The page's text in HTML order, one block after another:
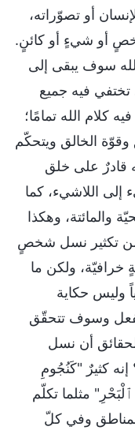
أو تصوّراته،
أو شيءٍ أو كائنٍ.
سوف يبقى إلى
تختفي فيه جميع
كلام الله تمامًا؛
الخالق ويتحكّم
قادرٌ على خلق
اللاشيء، كما
والمائتة، وهكذا
من تكثير نسل شخصٍ
خرافيّة، ولكن ما
وليس حكاية
وسوف تتحقّق
أن نسل
إنه كثيرٌ "كَنُجُومِ
مثلما تكلّم
وفي كلّ